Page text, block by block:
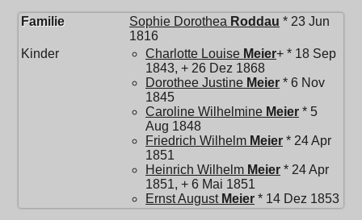
Familie Sophie Dorothea Roddau * 23 Jun
1816
Kinder
Charlotte Louise Meier+ * 18 Sep
1843, + 26 Dez 1868
Dorothee Justine Meier * 6 Nov
1845
Caroline Wilhelmine Meier * 5
Aug 1848
Friedrich Wilhelm Meier * 24 Apr
1851
Heinrich Wilhelm Meier * 24 Apr
1851, + 6 Mai 1851
Ernst August Meier * 14 Dez 1853